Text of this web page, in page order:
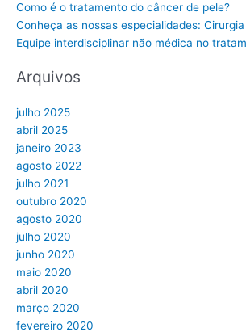
Como é o tratamento do câncer de pele?
Conheça as nossas especialidades:
Equipe interdisciplinar não médica no
Arquivos
julho 2025
abril 2025
janeiro 2023
agosto 2022
julho 2021
outubro 2020
agosto 2020
julho 2020
junho 2020
maio 2020
abril 2020
março 2020
fevereiro 2020